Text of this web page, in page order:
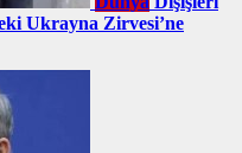
Ukrayna Zirvesi’ne